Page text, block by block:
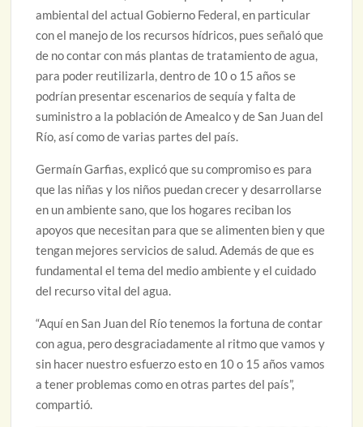
ambiental del actual Gobierno Federal, en particular
con el manejo de los recursos hídricos, pues señaló que
de no contar con más plantas de tratamiento de agua,
para poder reutilizarla, dentro de 10 o 15 años se
podrían presentar escenarios de sequía y falta de
suministro a la población de Amealco y de San Juan del
Río, así como de varias partes del país.
Germaín Garfias, explicó que su compromiso es para
que las niñas y los niños puedan crecer y desarrollarse
en un ambiente sano, que los hogares reciban los
apoyos que necesitan para que se alimenten bien y que
tengan mejores servicios de salud. Además de que es
fundamental el tema del medio ambiente y el cuidado
del recurso vital del agua.
“Aquí en San Juan del Río tenemos la fortuna de contar
con agua, pero desgraciadamente al ritmo que vamos y
sin hacer nuestro esfuerzo esto en 10 o 15 años vamos
a tener problemas como en otras partes del país”,
compartió.